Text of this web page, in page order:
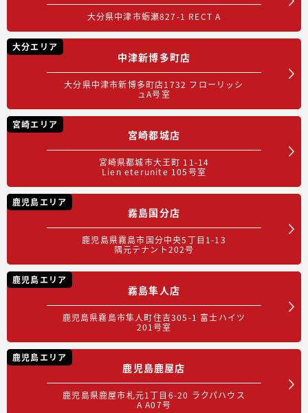
大分県中津市蛎瀬827-1 RECT A
大分エリア
中津新博多町店
大分県中津市新博多町店1732 フローリッシ
ュA号室
宮崎エリア
宮崎都城店
宮崎県都城市大王町 11-14
Lien eterunite 105号室
鹿児島エリア
霧島国分店
鹿児島県霧島市国分中央5丁目1-13
隅元テナント202号
鹿児島エリア
霧島隼人店
鹿児島県霧島市隼人町住吉305-1 富士ハイツ
201号室
鹿児島エリア
鹿児島鹿屋店
鹿児島県鹿屋市札元1丁目6-20 ラクパハウス
A A07号